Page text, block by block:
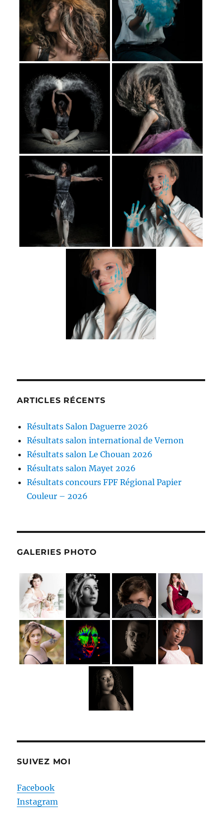
ARTICLES RÉCENTS
Résultats Salon Daguerre 2026
Résultats salon international de Vernon
Résultats salon Le Chouan 2026
Résultats salon Mayet 2026
Résultats concours FPF Régional Papier
Couleur – 2026
GALERIES PHOTO
SUIVEZ MOI
Facebook
Instagram